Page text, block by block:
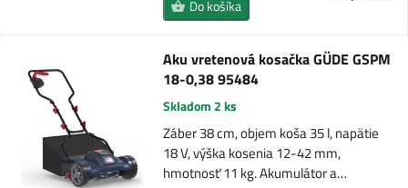
Do košíka
Aku vretenová kosačka GÜDE GSPM
18-0,38 95484
Skladom 2 ks
Záber 38 cm, objem koša 35 l, napätie
18 V, výška kosenia 12-42 mm,
hmotnosť 11 kg. Akumulátor a…